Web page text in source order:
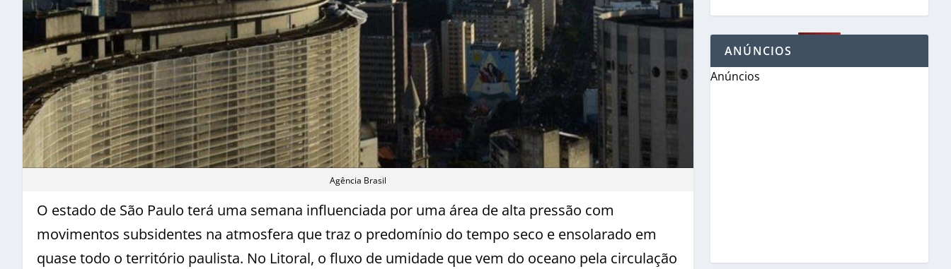
Agência Brasil
O estado de São Paulo terá uma semana influenciada por uma área de alta pressão com
movimentos subsidentes na atmosfera que traz o predomínio do tempo seco e ensolarado em
quase todo o território paulista. No Litoral, o fluxo de umidade que vem do oceano pela circulação
ANÚNCIOS
Anúncios